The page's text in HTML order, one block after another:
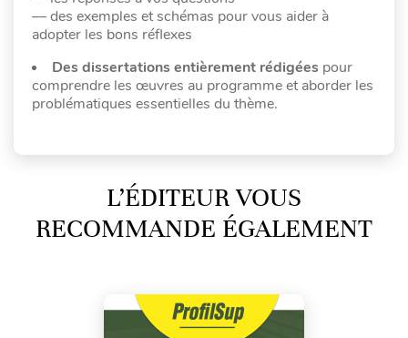
–– des exemples et schémas pour vous aider à
adopter les bons réflexes
Des dissertations entièrement rédigées pour
comprendre les œuvres au programme et aborder les
problématiques essentielles du thème.
L’ÉDITEUR VOUS
RECOMMANDE ÉGALEMENT